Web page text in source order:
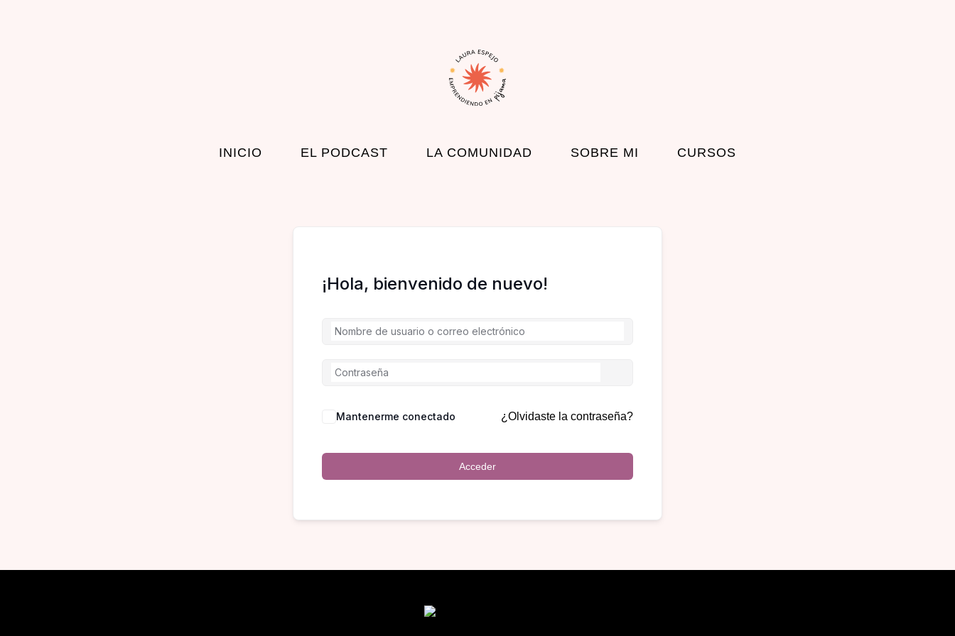
INICIO EL PODCAST LA COMUNIDAD SOBRE MI CURSOS
¡Hola, bienvenido de nuevo!
Mantenerme conectado ¿Olvidaste la contraseña?
Acceder